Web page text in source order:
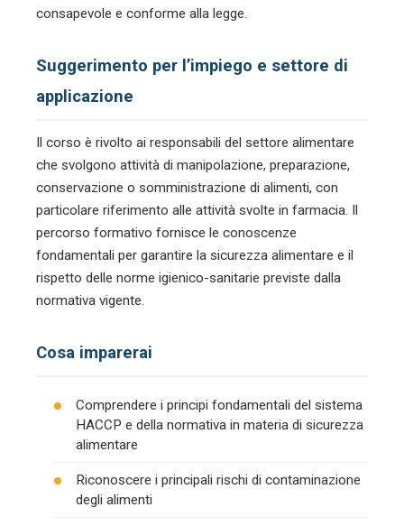
consapevole e conforme alla legge.
Suggerimento per l’impiego e settore di
applicazione
Il corso è rivolto ai responsabili del settore alimentare
che svolgono attività di manipolazione, preparazione,
conservazione o somministrazione di alimenti, con
particolare riferimento alle attività svolte in farmacia. Il
percorso formativo fornisce le conoscenze
fondamentali per garantire la sicurezza alimentare e il
rispetto delle norme igienico-sanitarie previste dalla
normativa vigente.
Cosa imparerai
Comprendere i principi fondamentali del sistema
HACCP e della normativa in materia di sicurezza
alimentare
Riconoscere i principali rischi di contaminazione
degli alimenti